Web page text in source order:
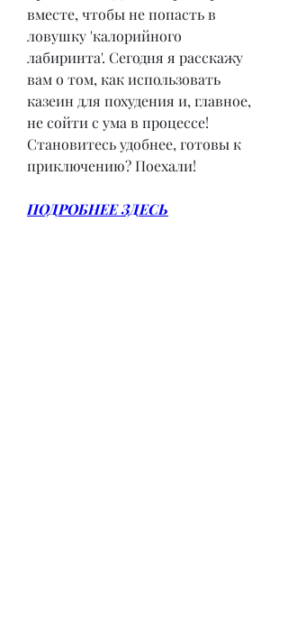
вместе, чтобы не попасть в
ловушку 'калорийного
лабиринта'. Сегодня я расскажу
вам о том, как использовать
казеин для похудения и, главное,
не сойти с ума в процессе!
Становитесь удобнее, готовы к
приключению? Поехали!
ПОДРОБНЕЕ ЗДЕСЬ